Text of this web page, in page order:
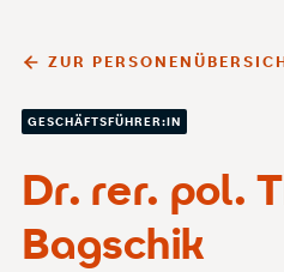
ZUR
GESCHÄFTSFÜHRER:IN
Dr. rer. pol.
Bagschik